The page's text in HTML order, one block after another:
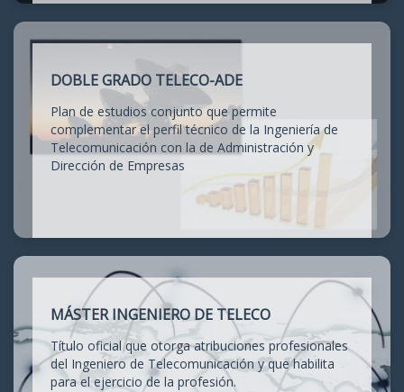
DOBLE GRADO TELECO-ADE
Plan de estudios conjunto que permite
complementar el perfil técnico de la Ingeniería de
Telecomunicación con la de Administración y
Dirección de Empresas
MÁSTER INGENIERO DE TELECO
Título oficial que otorga atribuciones profesionales
del Ingeniero de Telecomunicación y que habilita
para el ejercicio de la profesión.